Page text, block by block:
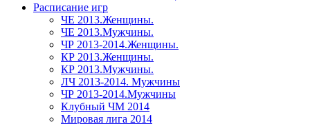
Расписание игр
ЧЕ 2013.Женщины.
ЧЕ 2013.Мужчины.
ЧР 2013-2014.Женщины.
КР 2013.Женщины.
КР 2013.Мужчины.
ЛЧ 2013-2014. Мужчины
ЧР 2013-2014.Мужчины
Клубный ЧМ 2014
Мировая лига 2014